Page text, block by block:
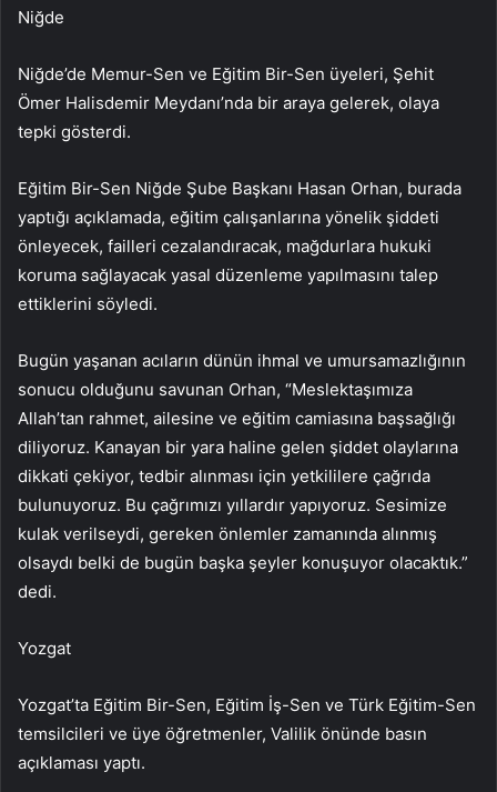
Niğde
Niğde’de Memur-Sen ve Eğitim Bir-Sen üyeleri, Şehit
Ömer Halisdemir Meydanı’nda bir araya gelerek, olaya
tepki gösterdi.
Eğitim Bir-Sen Niğde Şube Başkanı Hasan Orhan, burada
yaptığı açıklamada, eğitim çalışanlarına yönelik şiddeti
önleyecek, failleri cezalandıracak, mağdurlara hukuki
koruma sağlayacak yasal düzenleme yapılmasını talep
ettiklerini söyledi.
Bugün yaşanan acıların dünün ihmal ve umursamazlığının
sonucu olduğunu savunan Orhan, “Meslektaşımıza
Allah’tan rahmet, ailesine ve eğitim camiasına başsağlığı
diliyoruz. Kanayan bir yara haline gelen şiddet olaylarına
dikkati çekiyor, tedbir alınması için yetkililere çağrıda
bulunuyoruz. Bu çağrımızı yıllardır yapıyoruz. Sesimize
kulak verilseydi, gereken önlemler zamanında alınmış
olsaydı belki de bugün başka şeyler konuşuyor olacaktık.”
dedi.
Yozgat
Yozgat’ta Eğitim Bir-Sen, Eğitim İş-Sen ve Türk Eğitim-Sen
temsilcileri ve üye öğretmenler, Valilik önünde basın
açıklaması yaptı.